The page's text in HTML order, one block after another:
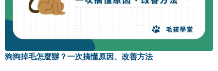
狗狗掉毛怎麼辦？一次搞懂原因、改善方法